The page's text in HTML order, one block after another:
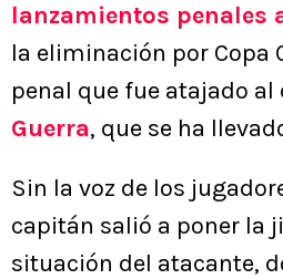
lanzamientos penales
la eliminación por Copa
penal que fue atajado al
Guerra, que se ha
Sin la voz de los
capitán salió a poner la
situación del atacante,